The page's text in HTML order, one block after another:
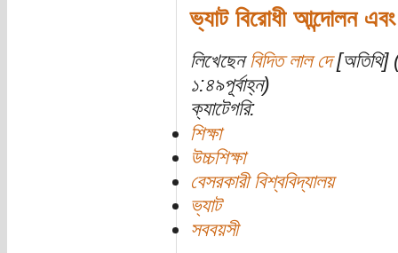
ভ্যাট বিরোধী আন্দোলন এবং
লিখেছেন বিদিত লাল দে[অতিথি]
১:৪৯পূর্বাহ্ন)
ক্যাটেগরি:
শিক্ষা
উচ্চশিক্ষা
বেসরকারী বিশ্ববিদ্যালয়
ভ্যাট
সববয়সী